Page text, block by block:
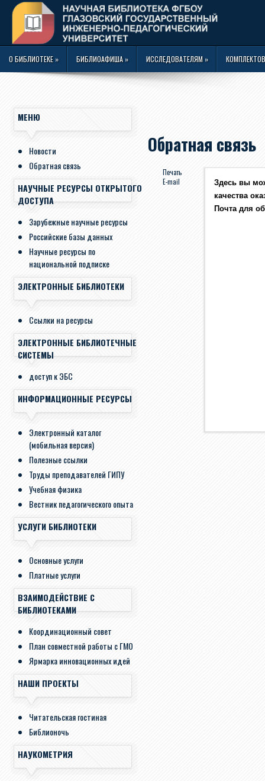
О БИБЛИОТЕКЕ » БИБЛИОАФИША» ИССЛЕДОВАТЕЛЯМ»
МЕНЮ
Новости
Обратная связь
НАУЧНЫЕ РЕСУРСЫ ОТКРЫТОГО
ДОСТУПА
Зарубежные научные ресурсы
Российские базы данных
Научные ресурсы по
национальной подписке
ЭЛЕКТРОННЫЕ БИБЛИОТЕКИ
Ссылки на ресурсы
ЭЛЕКТРОННЫЕ БИБЛИОТЕЧНЫЕ
СИСТЕМЫ
доступ к ЭБС
ИНФОРМАЦИОННЫЕ РЕСУРСЫ
Электронный каталог
(мобильная версия)
Полезные ссылки
Труды преподавателей ГИПУ
Учебная физика
Вестник педагогического опыта
УСЛУГИ БИБЛИОТЕКИ
Основные услуги
Платные услуги
ВЗАИМОДЕЙСТВИЕ С
БИБЛИОТЕКАМИ
Координационный совет
План совместной работы с ГМО
Ярмарка инновационных идей
НАШИ ПРОЕКТЫ
Читательская гостиная
Библионочь
НАУКОМЕТРИЯ
Обратная связь
Печать
E-mail
Здесь вы
качества
Почта для